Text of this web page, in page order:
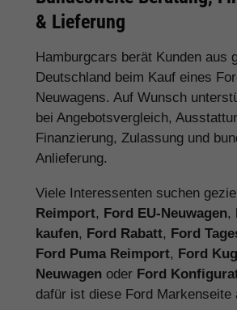
& Lieferung
Hamburgcars berät Kunden aus
Deutschland beim Kauf eines
Neuwagens. Auf Wunsch
bei Angebotsvergleich,
Finanzierung, Zulassung und
Anlieferung.
Viele Interessenten suchen
Reimport, Ford EU-Neuwagen,
kaufen, Ford Rabatt, Ford
Ford Puma Reimport, Ford
Neuwagen oder Ford
dafür ist diese Ford Markenseite